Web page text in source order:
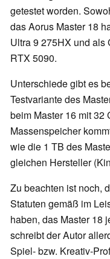
getestet worden.
das Aorus Master 18
Ultra 9 275HX und als
RTX 5090.
Unterschiede gibt es
Testvariante des
beim Master 16 mit 32
Massenspeicher
wie die 1 TB des
gleichen Hersteller
Zu beachten ist noch,
Statuten gemäß im
haben, das Master 18
schreibt der Autor
Spiel- bzw. Kreativ-